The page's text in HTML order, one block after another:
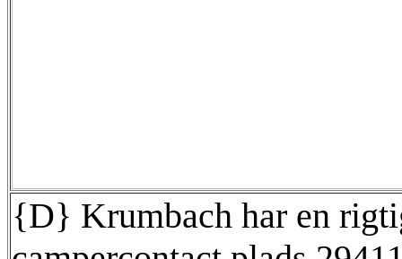
{D} Krumbach har en